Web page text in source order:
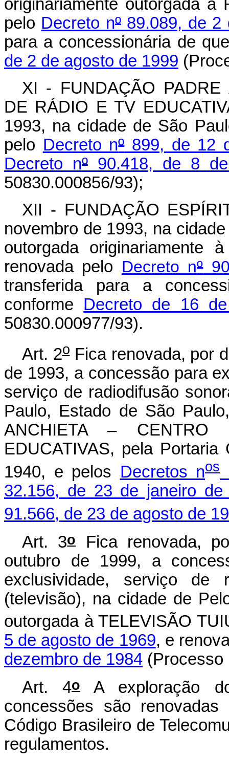
originariamente outorgada à
pelo Decreto nº89.089, de 2
para a concessionária de
de 2 de agosto de 1999
XI - FUNDAÇÃO PADRE
DE RÁDIO E TV
1993, na cidade de São
pelo Decreto nº899, de 12
Decreto nº90.418, de 8 de
50830.000856/93);
XII - FUNDAÇÃO
novembro de 1993, na
outorgada originariamente
renovada pelo Decreto nº
transferida para a
conforme Decreto de 16
50830.000977/93).
Art. 2oFica renovada, por
de 1993, a concessão para
serviço de radiodifusão
Paulo, Estado de São
ANCHIETA –
EDUCATIVAS, pela Portaria
1940, e pelos Decretos nos
32.156, de 23 de janeiro de
91.566, de 23 de agosto de
Art. 3oFica renovada,
outubro de 1999, a
exclusividade, serviço de
(televisão), na cidade de
outorgada à TELEVISÃO
5 de agosto de 1969, e
dezembro de 1984 (Processo
Art. 4oA exploração
concessões são
Código Brasileiro de
regulamentos.